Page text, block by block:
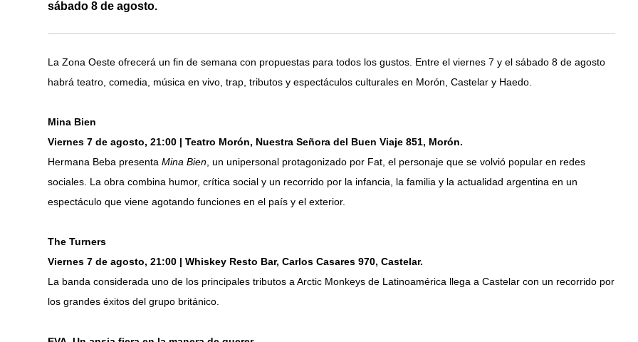
sábado 8 de agosto.
La Zona Oeste ofrecerá un fin de semana con propuestas para todos los gustos. Entre el viernes 7 y el sábado 8 de agosto
habrá teatro, comedia, música en vivo, trap, tributos y espectáculos culturales en Morón, Castelar y Haedo.
Mina Bien
Viernes 7 de agosto, 21:00 | Teatro Morón, Nuestra Señora del Buen Viaje 851, Morón.
Hermana Beba presentaMina Bien , un unipersonal protagonizado por Fat, el personaje que se volvió popular en redes
sociales. La obra combina humor, crítica social y un recorrido por la infancia, la familia y la actualidad argentina en un
espectáculo que viene agotando funciones en el país y el exterior.
The Turners
Viernes 7 de agosto, 21:00 | Whiskey Resto Bar, Carlos Casares 970, Castelar.
La banda considerada uno de los principales tributos a Arctic Monkeys de Latinoamérica llega a Castelar con un recorrido por
los grandes éxitos del grupo británico.